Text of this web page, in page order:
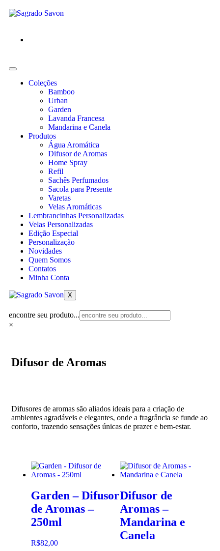
Coleções
Bamboo
Urban
Garden
Lavanda Francesa
Mandarina e Canela
Produtos
Água Aromática
Difusor de Aromas
Home Spray
Refil
Sachês Perfumados
Sacola para Presente
Varetas
Velas Aromáticas
Lembrancinhas Personalizadas
Velas Personalizadas
Edição Especial
Personalização
Novidades
Quem Somos
Contatos
Minha Conta
X
encontre seu produto...
×
Difusor de Aromas
Difusores de aromas são aliados ideais para a criação de
ambientes agradáveis e elegantes, onde a fragrância se funde ao
conforto, trazendo sensações únicas de prazer e bem-estar.
Garden – Difusor
de Aromas –
250ml
R$82,00
Difusor de
Aromas –
Mandarina e
Canela